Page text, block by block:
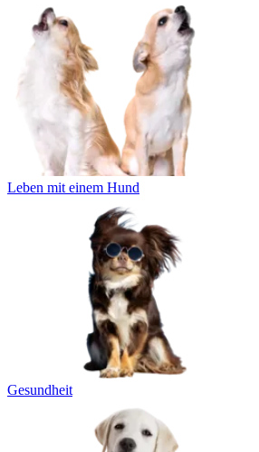
Leben mit einem Hund
Gesundheit